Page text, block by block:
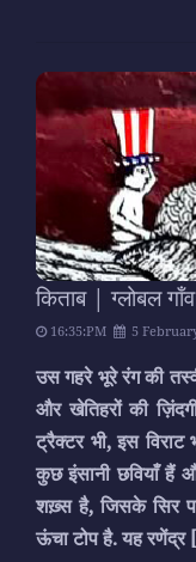
किताब | ग्लोबल
16:35:PM 5
उस गहरे भूरे रंग की
और खेतिहरों की
ट्रैक्टर भी, इस
कुछ इंसानी छवियाँ हैं
शख़्स है, जिसके सिर
ऊंचा टोप है. यह रणेंद्र